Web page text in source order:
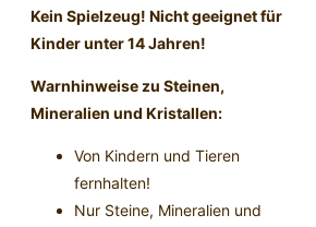
Kein Spielzeug! Nicht geeignet für
Kinder unter 14 Jahren!
Warnhinweise zu Steinen,
Mineralien und Kristallen:
Von Kindern und Tieren
fernhalten!
Nur Steine, Mineralien und